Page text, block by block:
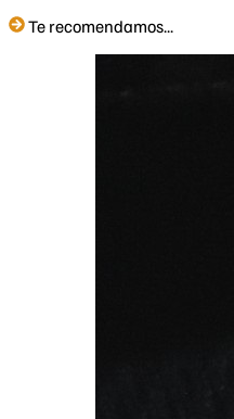
Te recomendamos...